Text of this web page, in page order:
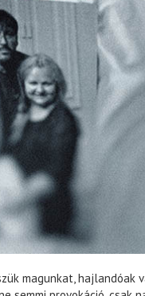
magunkat, hajlandóak